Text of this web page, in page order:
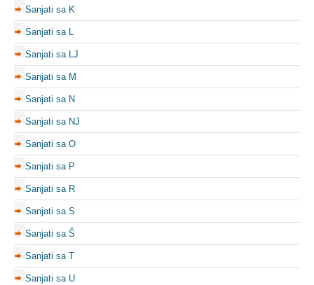
Sanjati sa K
Sanjati sa L
Sanjati sa LJ
Sanjati sa M
Sanjati sa N
Sanjati sa NJ
Sanjati sa O
Sanjati sa P
Sanjati sa R
Sanjati sa S
Sanjati sa Š
Sanjati sa T
Sanjati sa U